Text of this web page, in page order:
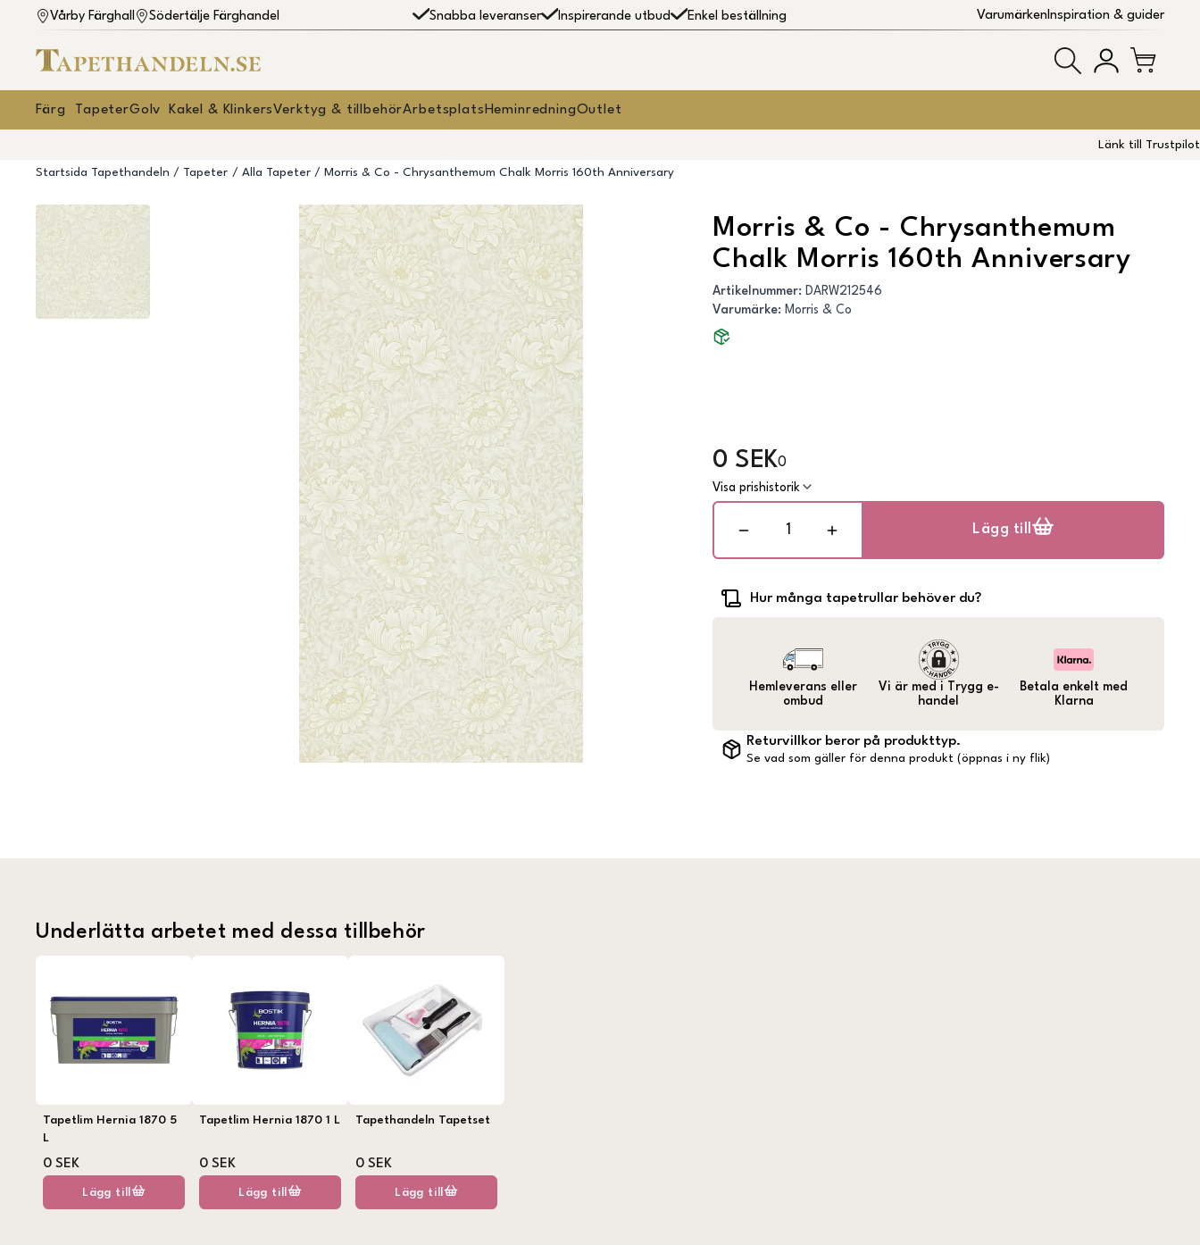
Vårby Färghall Södertälje Färghandel Snabba leveranser Inspirerande utbud Enkel beställning VarumärkenInspiration & guider
Färg TapeterGolv Kakel & KlinkersVerktyg & tillbehörArbetsplats HeminredningOutlet
Länk till Trustpilot
Startsida Tapethandeln Tapeter Alla Tapeter Morris & Co - Chrysanthemum Chalk Morris 160th Anniversary
Morris & Co - Chrysanthemum
Chalk Morris 160th Anniversary
Artikelnummer: DARW212546
Varumärke: Morris & Co
0 SEK0
Visa prishistorik
Lägg till
Hur många tapetrullar behöver du?
Hemleverans eller
ombud
Vi är med i Trygg e-
handel
Betala enkelt med
Klarna
Returvillkor beror på produkttyp.
Se vad som gäller för denna produkt (öppnas i ny flik)
Underlätta arbetet med dessa tillbehör
Tapetlim Hernia 1870 5
L
0 SEK
Lägg till
Tapetlim Hernia 1870 1 L
0 SEK
Lägg till
Tapethandeln Tapetset
0 SEK
Lägg till